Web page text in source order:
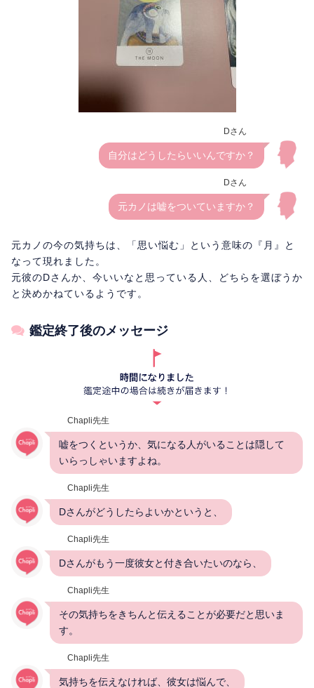
Dさん
自分はどうしたらいいんですか？
Dさん
元カノは嘘をついていますか？
元カノの今の気持ちは、「思い悩む」という意味の『月』と
なって現れました。
元彼のDさんか、今いいなと思っている人、どちらを選ぼうか
と決めかねているようです。
鑑定終了後のメッセージ
Chapli先生
嘘をつくというか、気になる人がいることは隠して
いらっしゃいますよね。
Chapli先生
Dさんがどうしたらよいかというと、
Chapli先生
Dさんがもう一度彼女と付き合いたいのなら、
Chapli先生
その気持ちをきちんと伝えることが必要だと思いま
す。
Chapli先生
気持ちを伝えなければ、彼女は悩んで、